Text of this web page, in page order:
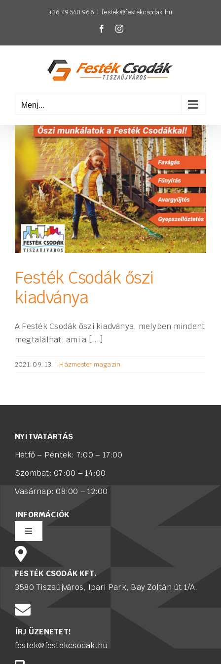
+36 49 540 966 festek@festekcsodak.hu
FacebookInstagram
Menj...
Festék Csodák őszi
kiadványa
A Festék Csodák őszi kiadványa, melyben mindent
megtalálhat, ami a [...]
2021. 09. 13. | Házmester magazin
NYITVATARTÁS
Hétfő – Péntek: 7:00 – 17:00
Szombat: 07:00 – 14:00
Vasárnap: 08:00 – 12:00
INFORMÁCIÓK
Toggle
Navigation
Rólunk
Értékesítő munkatársat keresünk
FESTÉK CSODÁK KFT.
3580 Tiszaújváros, Ipari Park, Bay Zoltán út 1/A.
ÍRJ ÜZENETET!
festek@festekcsodak.hu